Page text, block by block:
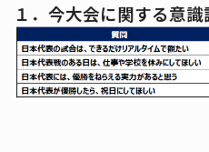
１．今大会に関する意識